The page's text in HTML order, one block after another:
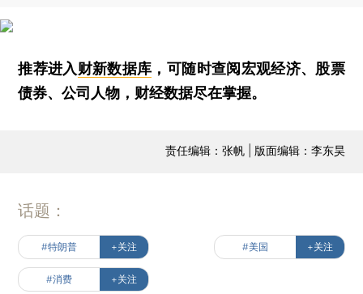
推荐进入财新数据库 ，可随时查阅宏观经济、股票
债券、公司人物，财经数据尽在掌握。
责任编辑：张帆 | 版面编辑：李东昊
话题：
#特朗普 +关注 #美国 +关注
#消费 +关注